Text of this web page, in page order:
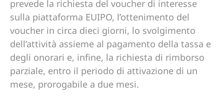
prevede la richiesta del voucher di interesse
sulla piattaforma EUIPO, l’ottenimento del
voucher in circa dieci giorni, lo svolgimento
dell’attività assieme al pagamento della tassa e
degli onorari e, infine, la richiesta di rimborso
parziale, entro il periodo di attivazione di un
mese, prorogabile a due mesi.